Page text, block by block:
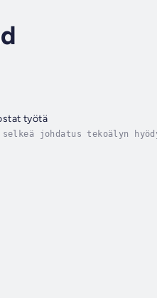
työtä
selkeä johdatus tekoälyn